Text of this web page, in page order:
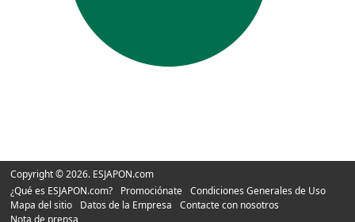
Copyright © 2026. ESJAPON.com
¿Qué es ESJAPON.com?
Promociónate
Condiciones Generales de Uso
Mapa del sitio
Datos de la Empresa
Contacte con nosotros
Nota de prensa